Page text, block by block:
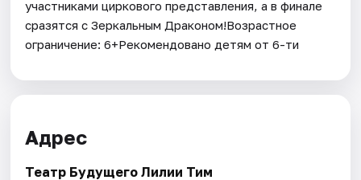
участниками циркового представления, а в финале
сразятся с Зеркальным Драконом!Возрастное
ограничение: 6+Рекомендовано детям от 6-ти
Адрес
Театр Будущего Лилии Тим